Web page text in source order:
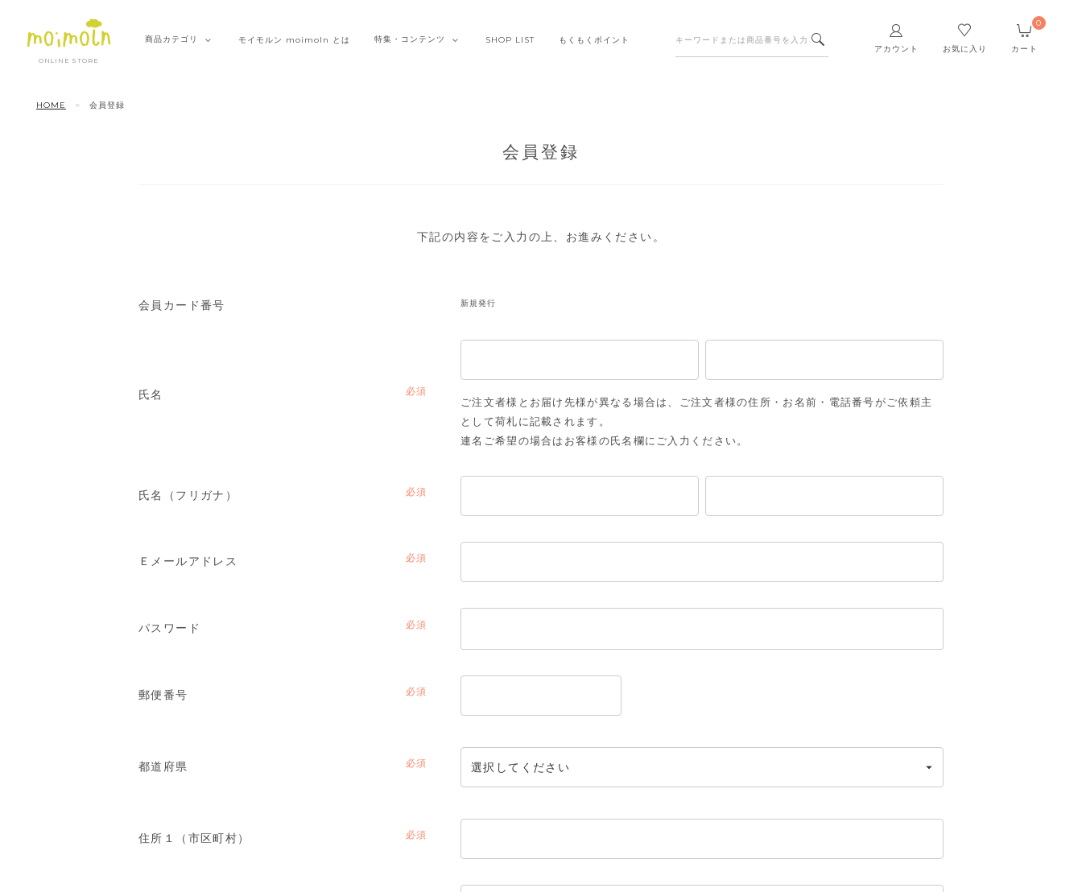
ONLINE STORE
アカウント お気に入り カート
0
商品カテゴリ モイモルン moimoln とは 特集・ コンテンツ SHOP LIST もくもくポイント
HOME 会員登録
会員登録
下記の内容をご入力の上、お進みください。
会員カード番号 新規発行
氏名
ご注文者様とお届け先様が異なる場合は、ご注文者様の住所・お名前・電話番号がご依頼主
として荷札に記載されます。
連名ご希望の場合はお客様の氏名欄にご入力ください。
氏名（フリガナ）
Ｅメールアドレス
パスワード
郵便番号
都道府県
住所１（市区町村）